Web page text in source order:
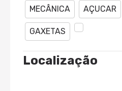
MECÂNICA AÇUCAR
GAXETAS
Localização